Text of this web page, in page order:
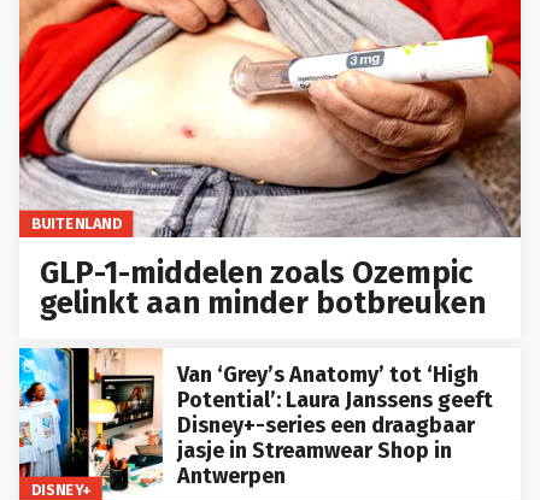
BUITENLAND
GLP-1-middelen zoals Ozempic
gelinkt aan minder botbreuken
DISNEY+
Van ‘Grey’s Anatomy’ tot ‘High
Potential’: Laura Janssens geeft
Disney+-series een draagbaar
jasje in Streamwear Shop in
Antwerpen